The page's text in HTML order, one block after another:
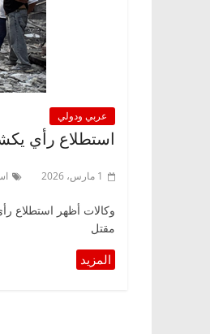
عربي ودولي
استطلاع رأي
1 مارس، 2026
وكالات أظهر استطلاع
مقتل